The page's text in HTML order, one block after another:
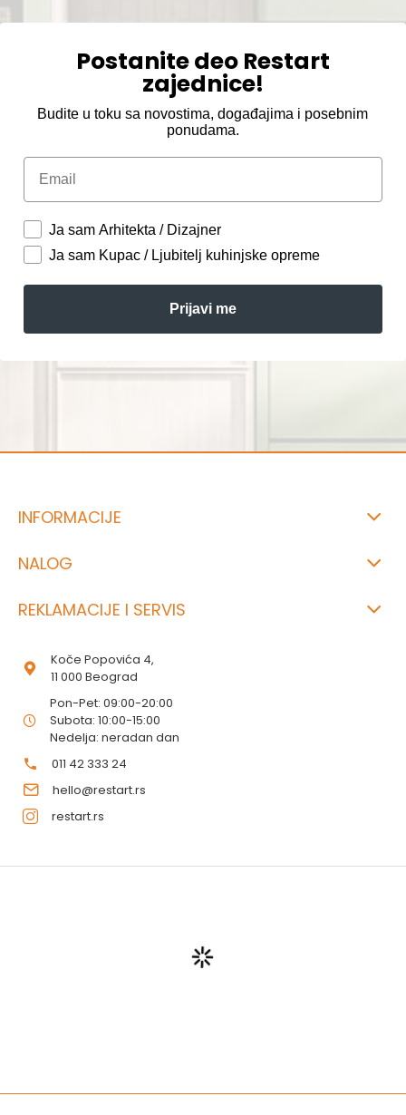
Postanite deo Restart
zajednice!
Budite u toku sa novostima, događajima i posebnim
ponudama.
Email
Ja sam Arhitekta / Dizajner
Ja sam Kupac / Ljubitelj kuhinjske opreme
Prijavi me
INFORMACIJE
NALOG
REKLAMACIJE I SERVIS
Koče Popovića 4,
11 000 Beograd
Pon-Pet: 09:00-20:00
Subota: 10:00-15:00
Nedelja: neradan dan
011 42 333 24
hello@restart.rs
restart.rs